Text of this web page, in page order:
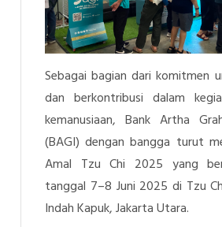
Sebagai bagian dari komitmen
dan berkontribusi dalam
kemanusiaan, Bank Artha
(BAGI) dengan bangga turut
Amal Tzu Chi 2025 yang
tanggal 7–8 Juni 2025 di Tzu
Indah Kapuk, Jakarta Utara.